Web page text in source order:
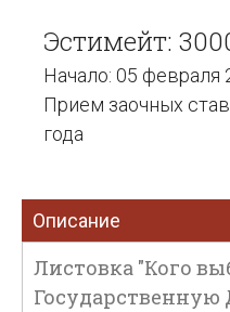
Эстимейт:
Начало: 05 февраля
Прием заочных
года
Описание
Листовка "Кого
Государственную